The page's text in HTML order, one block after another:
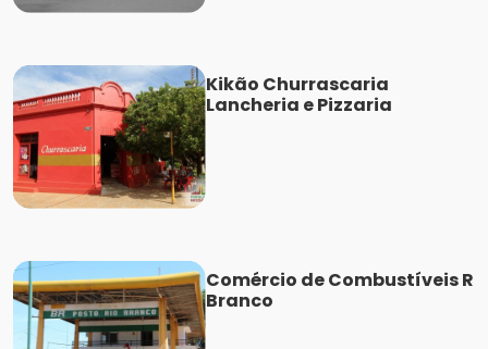
Kikão Churrascaria
Lancheria e Pizzaria
Comércio de Combustíveis R
Branco